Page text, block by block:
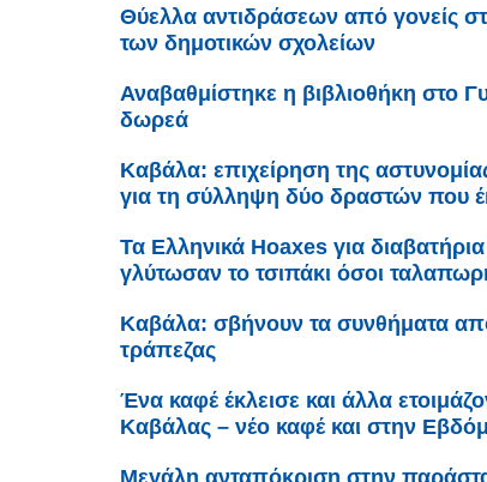
Θύελλα αντιδράσεων από γονείς
των δημοτικών σχολείων
Αναβαθμίστηκε η βιβλιοθήκη στο
δωρεά
Καβάλα: επιχείρηση της
για τη σύλληψη δύο δραστών που
Τα Ελληνικά Hoaxes για
γλύτωσαν το τσιπάκι όσοι
Καβάλα: σβήνουν τα συνθήματα
τράπεζας
Ένα καφέ έκλεισε και άλλα
Καβάλας – νέο καφέ και στην